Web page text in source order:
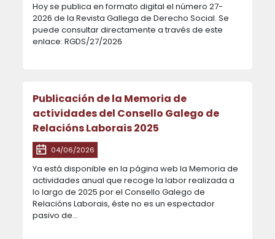
Hoy se publica en formato digital el número 27-
2026 de la Revista Gallega de Derecho Social. Se
puede consultar directamente a través de este
enlace: RGDS/27/2026
Publicación de la Memoria de
actividades del Consello Galego de
Relacións Laborais 2025
04/06/2026
Ya está disponible en la página web la Memoria de
actividades anual que recoge la labor realizada a
lo largo de 2025 por el Consello Galego de
Relacións Laborais, éste no es un espectador
pasivo de...